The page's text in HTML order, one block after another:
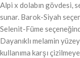
Alpi x dolabın gövdesi,
sunar. Barok-Siyah
Selenit-Füme
Dayanıklı melamin
kullanıma karşı